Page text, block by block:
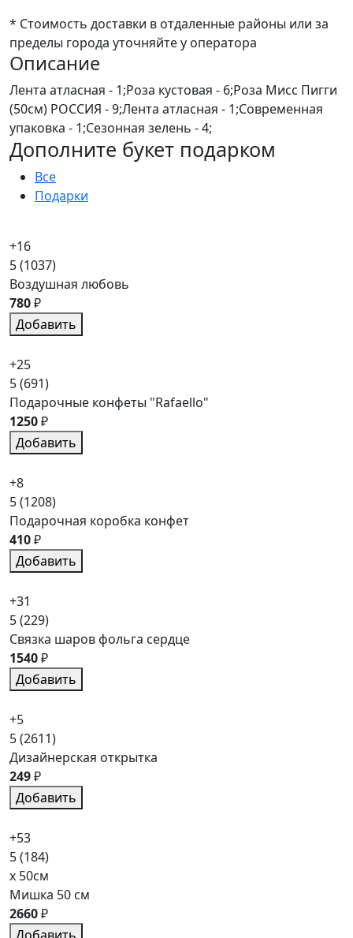
* Стоимость доставки в отдаленные районы или за
пределы города уточняйте у оператора
Описание
Лента атласная - 1;Роза кустовая - 6;Роза Мисс Пигги
(50см) РОССИЯ - 9;Лента атласная - 1;Современная
упаковка - 1;Сезонная зелень - 4;
Дополните букет подарком
Все
Подарки
+16
5(1037)
Воздушная любовь
780₽
Добавить
+25
5(691)
Подарочные конфеты "Rafaello"
1250₽
Добавить
+8
5(1208)
Подарочная коробка конфет
410₽
Добавить
+31
5(229)
Связка шаров фольга сердце
1540₽
Добавить
+5
5(2611)
Дизайнерская открытка
249₽
Добавить
+53
5(184)
x 50см
Мишка 50 см
2660₽